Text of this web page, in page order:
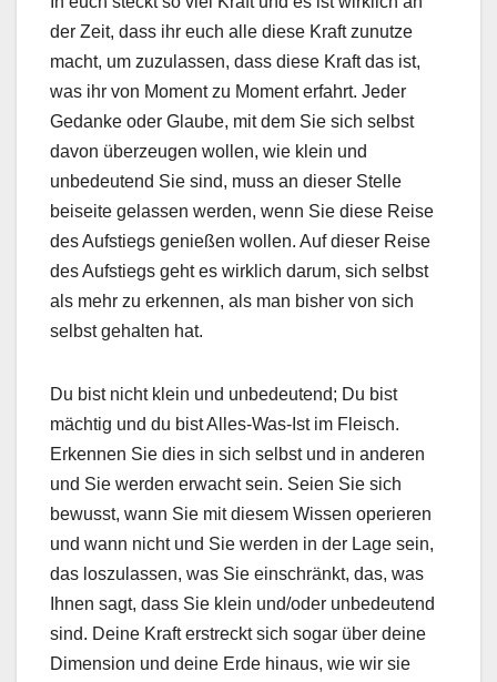
der Zeit, dass ihr euch alle diese Kraft zunutze
macht, um zuzulassen, dass diese Kraft das ist,
was ihr von Moment zu Moment erfahrt. Jeder
Gedanke oder Glaube, mit dem Sie sich selbst
davon überzeugen wollen, wie klein und
unbedeutend Sie sind, muss an dieser Stelle
beiseite gelassen werden, wenn Sie diese Reise
des Aufstiegs genießen wollen. Auf dieser Reise
des Aufstiegs geht es wirklich darum, sich selbst
als mehr zu erkennen, als man bisher von sich
selbst gehalten hat.
Du bist nicht klein und unbedeutend; Du bist
mächtig und du bist Alles-Was-Ist im Fleisch.
Erkennen Sie dies in sich selbst und in anderen
und Sie werden erwacht sein. Seien Sie sich
bewusst, wann Sie mit diesem Wissen operieren
und wann nicht und Sie werden in der Lage sein,
das loszulassen, was Sie einschränkt, das, was
Ihnen sagt, dass Sie klein und/oder unbedeutend
sind. Deine Kraft erstreckt sich sogar über deine
Dimension und deine Erde hinaus, wie wir sie